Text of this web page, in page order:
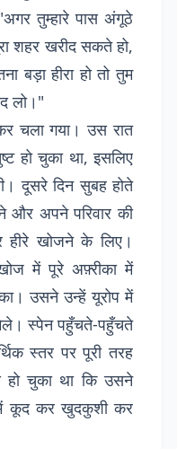
तुम्हारे पास अंगूठे
शहर खरीद सकते हो,
बड़ा हीरा हो तो तुम
लो।"
चला गया। उस रात
हो चुका था, इसलिए
दूसरे दिन सुबह होते
अपने परिवार की
हीरे खोजने के लिए।
में पूरे अफ़्रीका में
उसने उन्हें यूरोप में
स्पेन पहुँचते-पहुँचते
स्तर पर पूरी तरह
हो चुका था कि उसने
में कूद कर खुदकुशी कर